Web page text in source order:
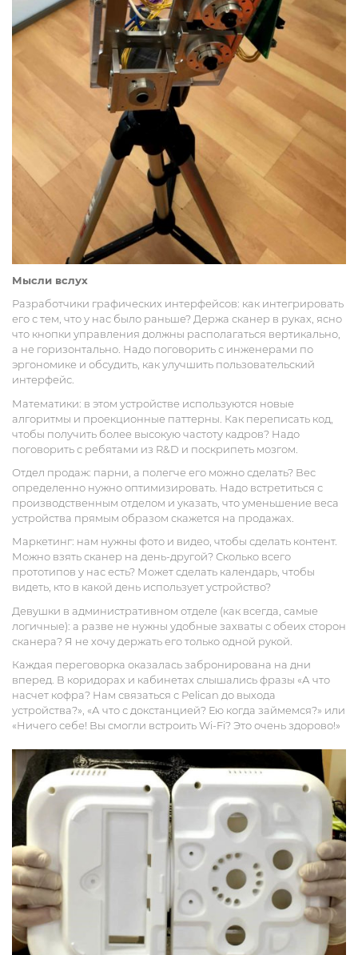
Мысли вслух
Разработчики графических интерфейсов: как интегрировать
его с тем, что у нас было раньше? Держа сканер в руках, ясно
что кнопки управления должны располагаться вертикально,
а не горизонтально. Надо поговорить с инженерами по
эргономике и обсудить, как улучшить пользовательский
интерфейс.
Математики: в этом устройстве используются новые
алгоритмы и проекционные паттерны. Как переписать код,
чтобы получить более высокую частоту кадров? Надо
поговорить с ребятами из R&D и поскрипеть мозгом.
Отдел продаж: парни, а полегче его можно сделать? Вес
определенно нужно оптимизировать. Надо встретиться с
производственным отделом и указать, что уменьшение веса
устройства прямым образом скажется на продажах.
Маркетинг: нам нужны фото и видео, чтобы сделать контент.
Можно взять сканер на день-другой? Сколько всего
прототипов у нас есть? Может сделать календарь, чтобы
видеть, кто в какой день использует устройство?
Девушки в административном отделе (как всегда, самые
логичные): а разве не нужны удобные захваты с обеих сторон
сканера? Я не хочу держать его только одной рукой.
Каждая переговорка оказалась забронирована на дни
вперед. В коридорах и кабинетах слышались фразы «А что
насчет кофра? Нам связаться с Pelican до выхода
устройства?», «А что с докстанцией? Ею когда займемся?» или
«Ничего себе! Вы смогли встроить Wi-Fi? Это очень здорово!»